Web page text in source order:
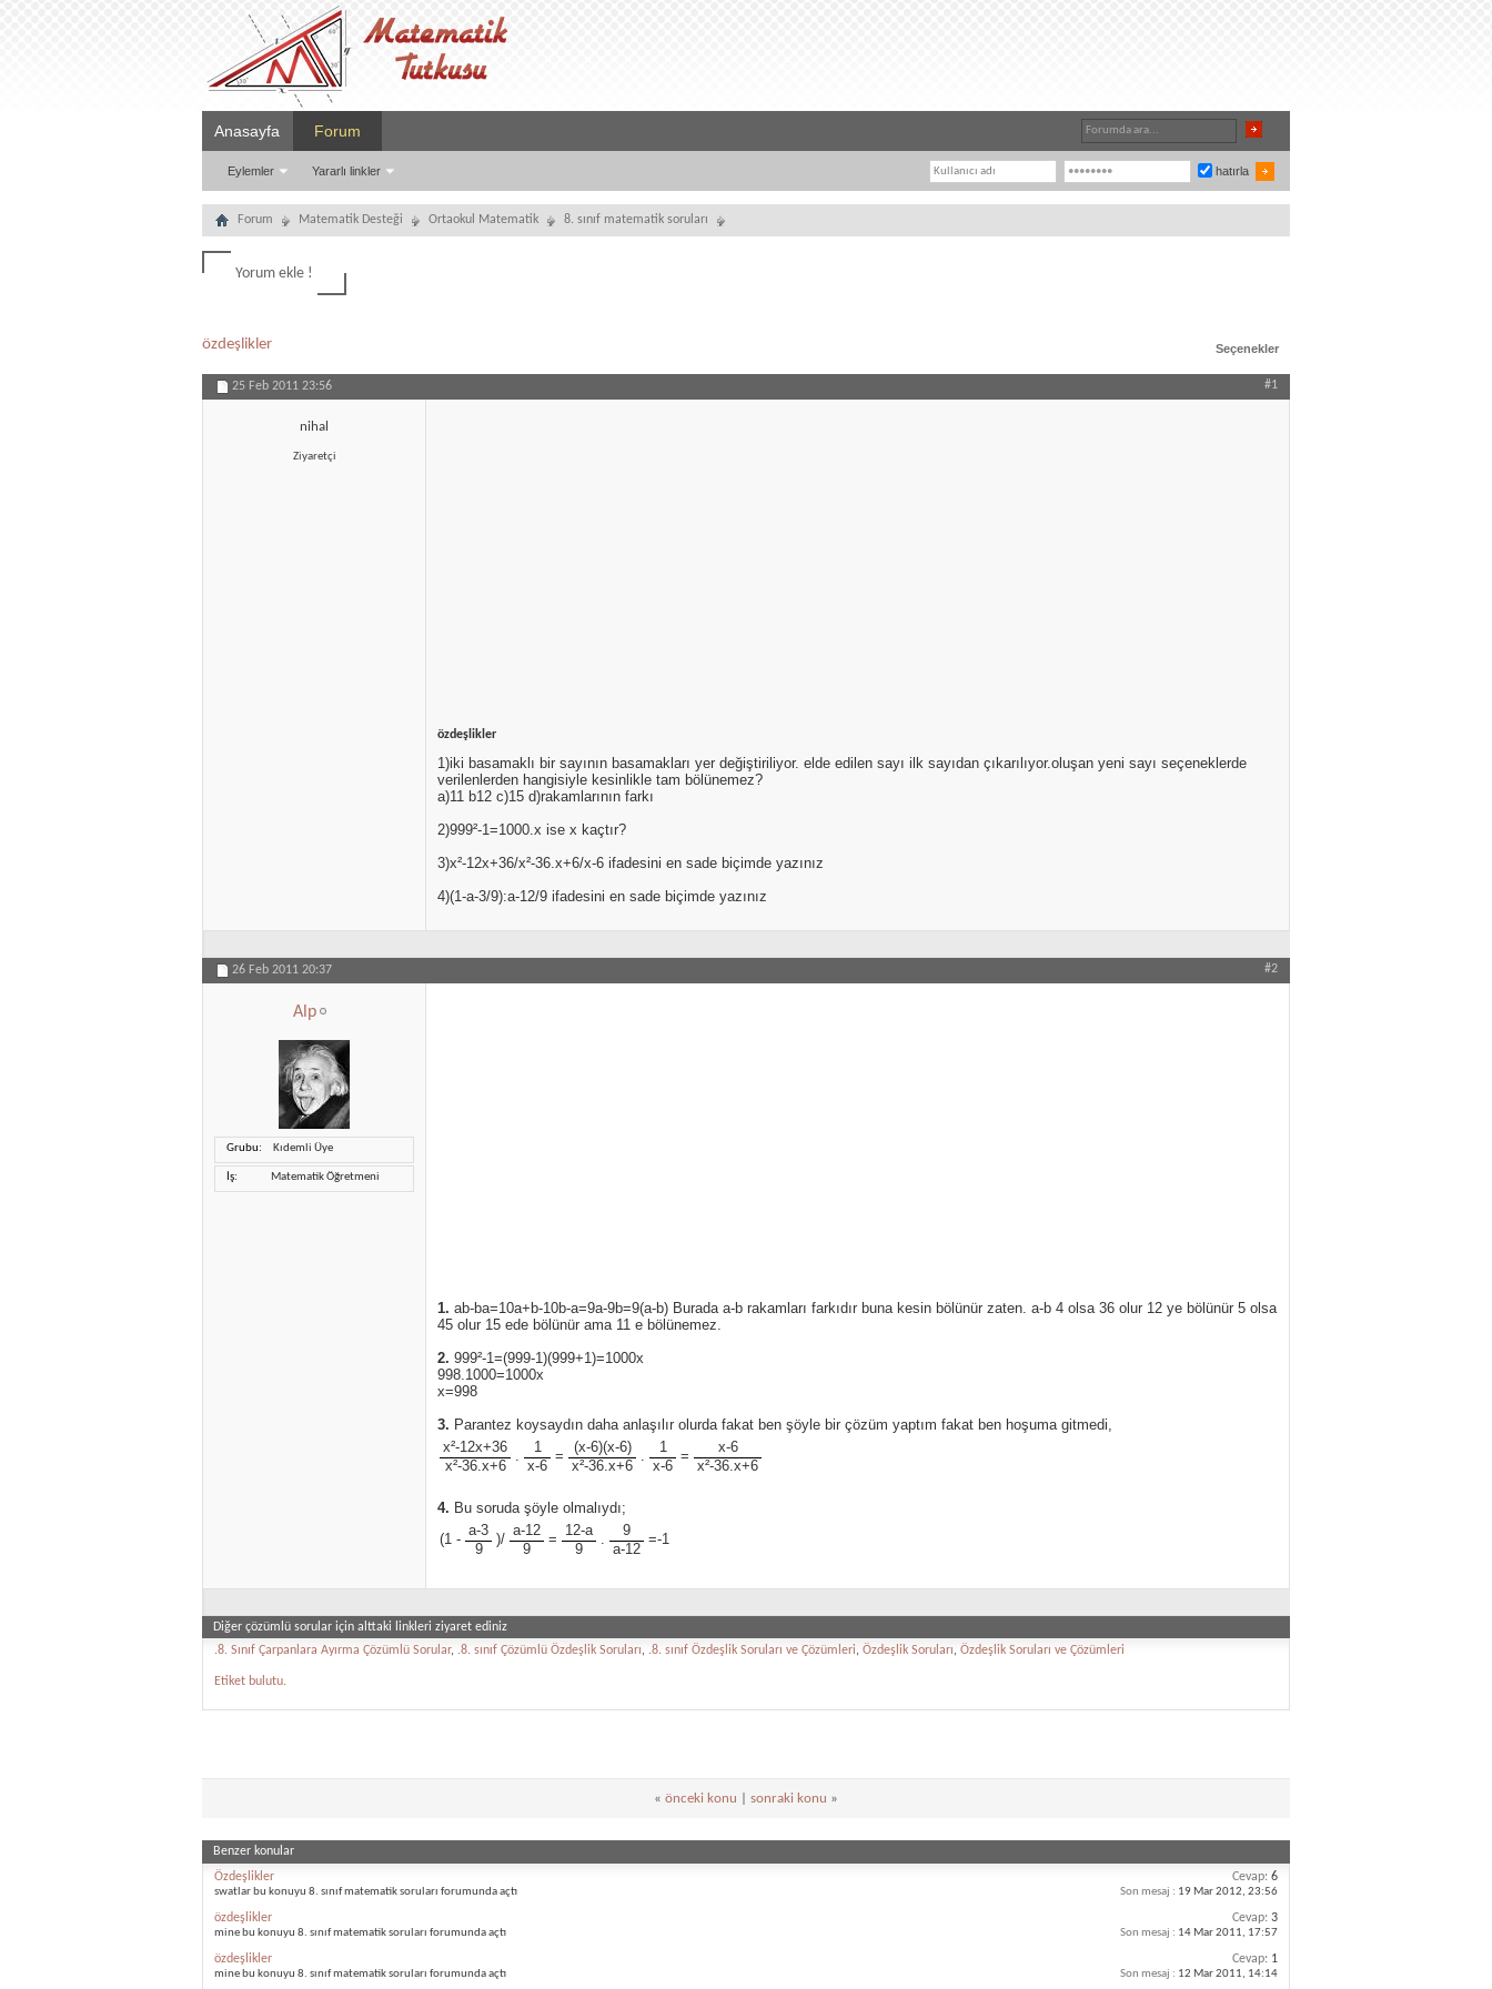
Anasayfa Forum
Eylemler Yararlı linkler hatırla
Forum Matematik Desteği Ortaokul Matematik 8. sınıf matematik soruları
Yorum ekle !
özdeşlikler Seçenekler
25 Feb 2011 23:56 #1
nihal
Ziyaretçi
özdeşlikler
1)iki basamaklı bir sayının basamakları yer değiştiriliyor. elde edilen sayı ilk sayıdan çıkarılıyor.oluşan yeni sayı seçeneklerde
verilenlerden hangisiyle kesinlikle tam bölünemez?
a)11 b12 c)15 d)rakamlarının farkı
2)999²-1=1000.x ise x kaçtır?
3)x²-12x+36/x²-36.x+6/x-6 ifadesini en sade biçimde yazınız
4)(1-a-3/9):a-12/9 ifadesini en sade biçimde yazınız
26 Feb 2011 20:37 #2
Alp
Grubu Kıdemli Üye
İş Matematik Öğretmeni
1. ab-ba=10a+b-10b-a=9a-9b=9(a-b) Burada a-b rakamları farkıdır buna kesin bölünür zaten. a-b 4 olsa 36 olur 12 ye bölünür 5 olsa
45 olur 15 ede bölünür ama 11 e bölünemez.
2. 999²-1=(999-1)(999+1)=1000x
998.1000=1000x
x=998
3. Parantez koysaydın daha anlaşılır olurda fakat ben şöyle bir çözüm yaptım fakat ben hoşuma gitmedi,
x²-12x+36
x²-36.x+6
.
1
x-6
=
(x-6)(x-6)
x²-36.x+6
.
1
x-6
=
x-6
x²-36.x+6
4. Bu soruda şöyle olmalıydı;
(1 -
a-3
9
)/
a-12
9
=
12-a
9
.
9
a-12
=-1
Diğer çözümlü sorular için alttaki linkleri ziyaret ediniz
.8. Sınıf Çarpanlara Ayırma Çözümlü Sorular, .8. sınıf Çözümlü Özdeşlik Soruları, .8. sınıf Özdeşlik Soruları ve Çözümleri, Özdeşlik Soruları, Özdeşlik Soruları ve Çözümleri
Etiket bulutu.
« önceki konu sonraki konu »
Benzer konular
Özdeşlikler
swatlar bu konuyu 8. sınıf matematik soruları forumunda açtı
Cevap: 6
Son mesaj : 19 Mar 2012, 23:56
özdeşlikler
mine bu konuyu 8. sınıf matematik soruları forumunda açtı
Cevap: 3
Son mesaj : 14 Mar 2011, 17:57
özdeşlikler
mine bu konuyu 8. sınıf matematik soruları forumunda açtı
Cevap: 1
Son mesaj : 12 Mar 2011, 14:14